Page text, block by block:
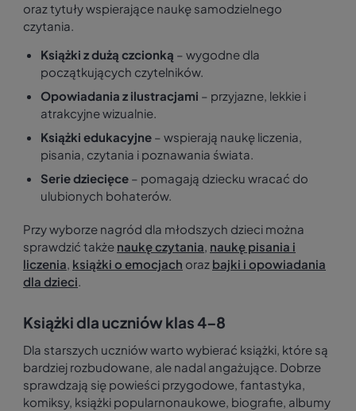
oraz tytuły wspierające naukę samodzielnego
czytania.
Książki z dużą czcionką – wygodne dla
początkujących czytelników.
Opowiadania z ilustracjami – przyjazne, lekkie i
atrakcyjne wizualnie.
Książki edukacyjne – wspierają naukę liczenia,
pisania, czytania i poznawania świata.
Serie dziecięce – pomagają dziecku wracać do
ulubionych bohaterów.
Przy wyborze nagród dla młodszych dzieci można
sprawdzić także naukę czytania, naukę pisania i
liczenia, książki o emocjach oraz bajki i opowiadania
dla dzieci.
Książki dla uczniów klas 4–8
Dla starszych uczniów warto wybierać książki, które są
bardziej rozbudowane, ale nadal angażujące. Dobrze
sprawdzają się powieści przygodowe, fantastyka,
komiksy, książki popularnonaukowe, biografie, albumy